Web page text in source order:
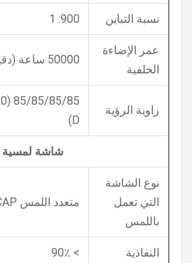
نسبة التباين
عمر الإضاءة
الخلفية
50000 ساعة (دقيقة)
زاوية الرؤية
شاشة لمسية
نوع الشاشة
التي تعمل
باللمس
متعدد اللمس PCAP
النفاذية